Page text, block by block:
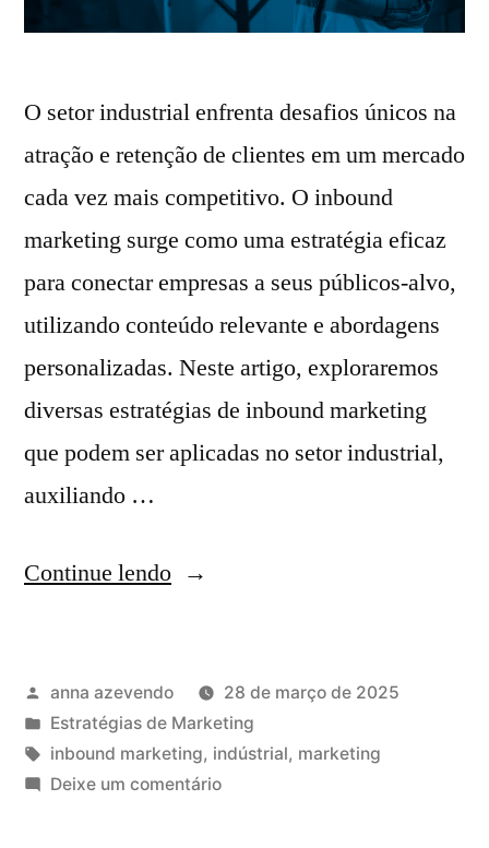
O setor industrial enfrenta desafios únicos na
atração e retenção de clientes em um mercado
cada vez mais competitivo. O inbound
marketing surge como uma estratégia eficaz
para conectar empresas a seus públicos-alvo,
utilizando conteúdo relevante e abordagens
personalizadas. Neste artigo, exploraremos
diversas estratégias de inbound marketing
que podem ser aplicadas no setor industrial,
auxiliando …
Continue lendo
anna azevendo
28 de março de 2025
Estratégias de Marketing
inbound marketing, indústrial, marketing
Deixe um comentário